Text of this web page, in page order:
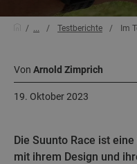
... Testberichte Im
Von Arnold Zimprich
19. Oktober 2023
Die Suunto Race ist
mit ihrem Design und